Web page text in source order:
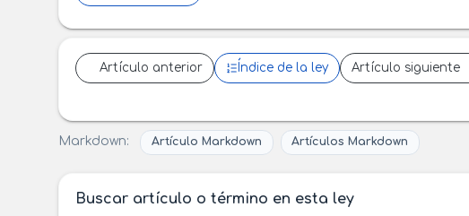
Artículo anterior Índice de la ley Artículo siguiente
Markdown: Artículo Markdown Artículos Markdown
Buscar artículo o término en esta ley